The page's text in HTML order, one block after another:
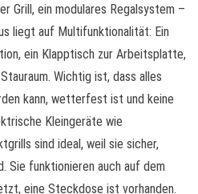
Grill, ein modulares Regalsystem –
liegt auf Multifunktionalität: Ein
ein Klapptisch zur Arbeitsplatte,
Wichtig ist, dass alles
kann, wetterfest ist und keine
Kleingeräte wie
sind ideal, weil sie sicher,
Sie funktionieren auch auf dem
eine Steckdose ist vorhanden.